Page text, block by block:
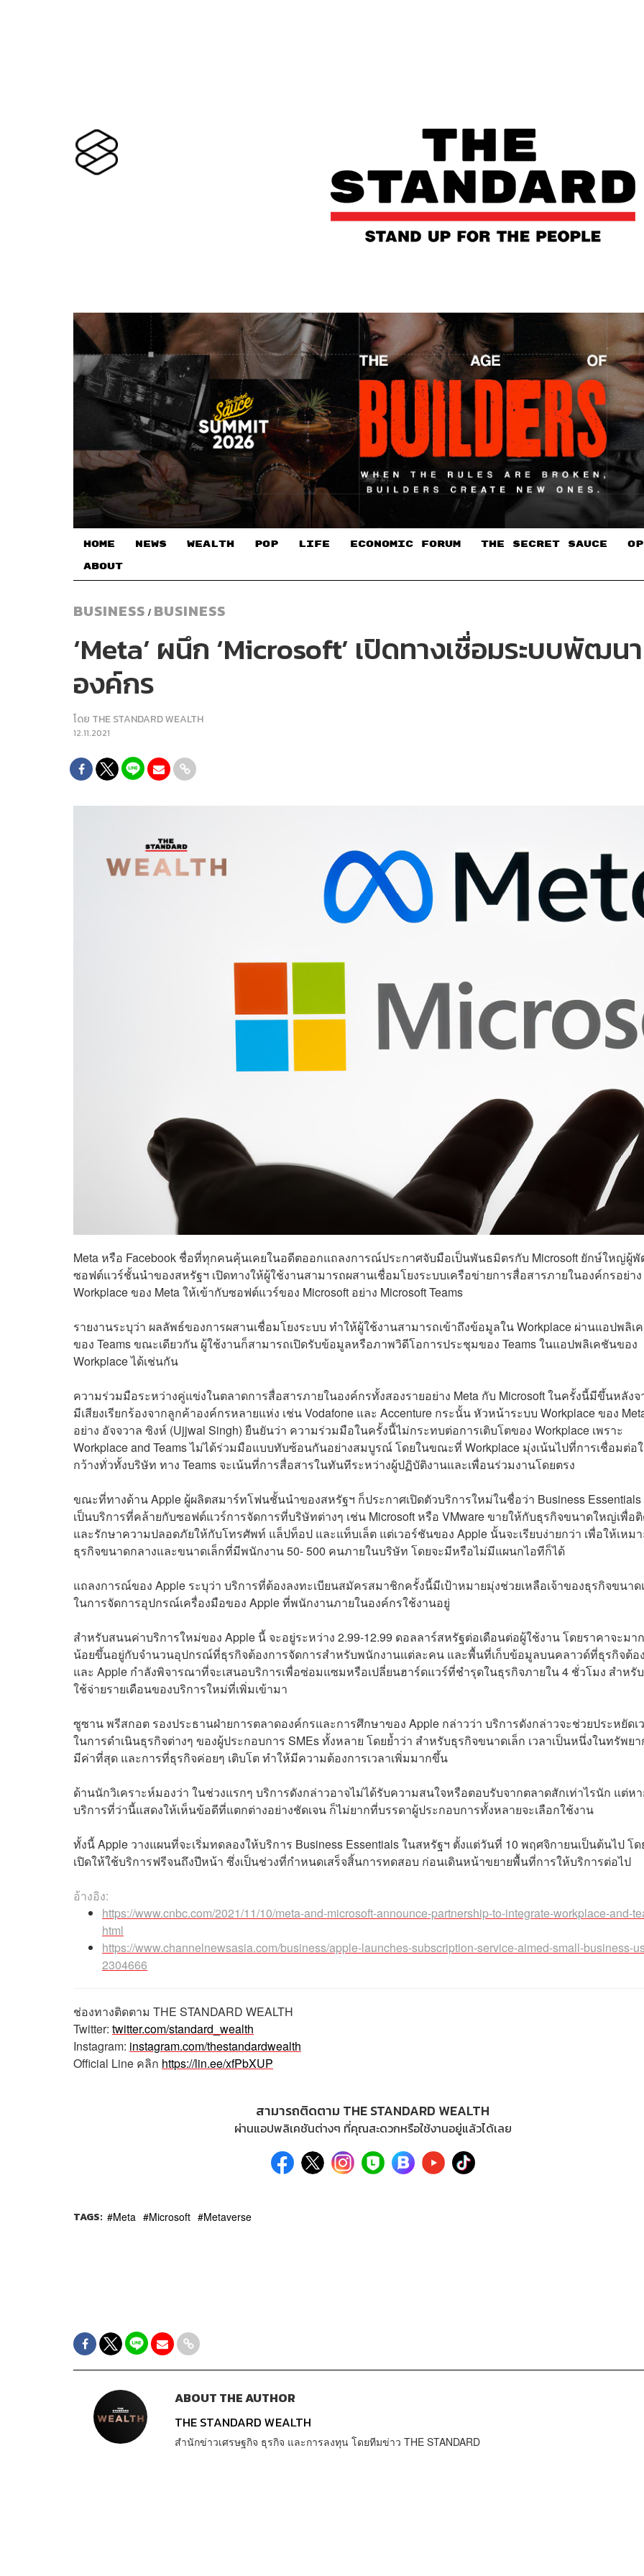
HOME NEWS WEALTH POP LIFE ECONOMIC FORUM THE SECRET SAUCE​
ABOUT
BUSINESS / BUSINESS
‘Meta’ ผนึก ‘Microsoft’ เปิดทางเชื่อมระบบพัฒน
องค์กร
โดย THE STANDARD WEALTH
12.11.2021
Meta หรือ Facebook ชื่อที่ทุกคนคุ้นเคยในอดีตออกแถลงการณ์ประกาศจับมือเป็นพันธมิตรกับ Microsoft ยักษ์ใหญ่ผู้
ซอฟต์แวร์ชั้นนำของสหรัฐฯ เปิดทางให้ผู้ใช้งานสามารถผสานเชื่อมโยงระบบเครือข่ายการสื่อสารภายในองค์กรอย่าง
Workplace ของ Meta ให้เข้ากับซอฟต์แวร์ของ Microsoft อย่าง Microsoft Teams
รายงานระบุว่า ผลลัพธ์ของการผสานเชื่อมโยงระบบ ทำให้ผู้ใช้งานสามารถเข้าถึงข้อมูลใน Workplace ผ่านแอปพลิเ
ของ Teams ขณะเดียวกัน ผู้ใช้งานก็สามารถเปิดรับข้อมูลหรือภาพวิดีโอการประชุมของ Teams ในแอปพลิเคชันของ
Workplace ได้เช่นกัน
ความร่วมมือระหว่างคู่แข่งในตลาดการสื่อสารภายในองค์กรทั้งสองรายอย่าง Meta กับ Microsoft ในครั้งนี้มีขึ้นหลัง
มีเสียงเรียกร้องจากลูกค้าองค์กรหลายแห่ง เช่น Vodafone และ Accenture กระนั้น หัวหน้าระบบ Workplace ของ
อย่าง อัจจวาล ซิงห์ (Ujjwal Singh) ยืนยันว่า ความร่วมมือในครั้งนี้ไม่กระทบต่อการเติบโตของ Workplace เพราะ
Workplace and Teams ไม่ได้ร่วมมือแบบทับซ้อนกันอย่างสมบูรณ์ โดยในขณะที่ Workplace มุ่งเน้นไปที่การเชื่อมต่อ
กว้างทั่วทั้งบริษัท ทาง Teams จะเน้นที่การสื่อสารในทันทีระหว่างผู้ปฏิบัติงานและเพื่อนร่วมงานโดยตรง
ขณะที่ทางด้าน Apple ผู้ผลิตสมาร์ทโฟนชั้นนำของสหรัฐฯ ก็ประกาศเปิดตัวบริการใหม่ในชื่อว่า Business Essentials
เป็นบริการที่คล้ายกับซอฟต์แวร์การจัดการที่บริษัทต่างๆ เช่น Microsoft หรือ VMware ขายให้กับธุรกิจขนาดใหญ่เพื่อ
และรักษาความปลอดภัยให้กับโทรศัพท์ แล็ปท็อป และแท็บเล็ต แต่เวอร์ชันของ Apple นั้นจะเรียบง่ายกว่า เพื่อให้เหม
ธุรกิจขนาดกลางและขนาดเล็กที่มีพนักงาน 50- 500 คนภายในบริษัท โดยจะมีหรือไม่มีแผนกไอทีก็ได้
แถลงการณ์ของ Apple ระบุว่า บริการที่ต้องลงทะเบียนสมัครสมาชิกครั้งนี้มีเป้าหมายมุ่งช่วยเหลือเจ้าของธุรกิจขนาด
ในการจัดการอุปกรณ์เครื่องมือของ Apple ที่พนักงานภายในองค์กรใช้งานอยู่
สำหรับสนนค่าบริการใหม่ของ Apple นี้ จะอยู่ระหว่าง 2.99-12.99 ดอลลาร์สหรัฐต่อเดือนต่อผู้ใช้งาน โดยราคาจะมา
น้อยขึ้นอยู่กับจำนวนอุปกรณ์ที่ธุรกิจต้องการจัดการสำหรับพนักงานแต่ละคน และพื้นที่เก็บข้อมูลบนคลาวด์ที่ธุรกิจต้อ
และ Apple กำลังพิจารณาที่จะเสนอบริการเพื่อซ่อมแซมหรือเปลี่ยนฮาร์ดแวร์ที่ชำรุดในธุรกิจภายใน 4 ชั่วโมง สำหรั
ใช้จ่ายรายเดือนของบริการใหม่ที่เพิ่มเข้ามา
ซูซาน พรีสกอต รองประธานฝ่ายการตลาดองค์กรและการศึกษาของ Apple กล่าวว่า บริการดังกล่าวจะช่วยประหยัดเ
ในการดำเนินธุรกิจต่างๆ ของผู้ประกอบการ SMEs ทั้งหลาย โดยย้ำว่า สำหรับธุรกิจขนาดเล็ก เวลาเป็นหนึ่งในทรัพย
มีค่าที่สุด และการที่ธุรกิจค่อยๆ เติบโต ทำให้มีความต้องการเวลาเพิ่มมากขึ้น
ด้านนักวิเคราะห์มองว่า ในช่วงแรกๆ บริการดังกล่าวอาจไม่ได้รับความสนใจหรือตอบรับจากตลาดสักเท่าไรนัก แต่ห
บริการที่ว่านี้แสดงให้เห็นข้อดีที่แตกต่างอย่างชัดเจน ก็ไม่ยากที่บรรดาผู้ประกอบการทั้งหลายจะเลือกใช้งาน
ทั้งนี้ Apple วางแผนที่จะเริ่มทดลองให้บริการ Business Essentials ในสหรัฐฯ ตั้งแต่วันที่ 10 พฤศจิกายนเป็นต้นไป โด
เปิดให้ใช้บริการฟรีจนถึงปีหน้า ซึ่งเป็นช่วงที่กำหนดเสร็จสิ้นการทดสอบ ก่อนเดินหน้าขยายพื้นที่การให้บริการต่อไป
อ้างอิง:
https://www.cnbc.com/2021/11/10/meta-and-microsoft-announce-partnership-to-integrate-workplace-and-
html
https://www.channelnewsasia.com/business/apple-launches-subscription-service-aimed-small-business-
2304666
ช่องทางติดตาม THE STANDARD WEALTH
Twitter: twitter.com/standard_wealth
Instagram: instagram.com/thestandardwealth
Official Line คลิก https://lin.ee/xfPbXUP
สามารถติดตาม THE STANDARD WEALTH
ผ่านแอปพลิเคชันต่างๆ ที่คุณสะดวกหรือใช้งานอยู่แล้วได้เลย
TAGS: Meta Microsoft Metaverse
ABOUT THE AUTHOR
THE STANDARD WEALTH
สำนักข่าวเศรษฐกิจ ธุรกิจ และการลงทุน โดยทีมข่าว THE STANDARD